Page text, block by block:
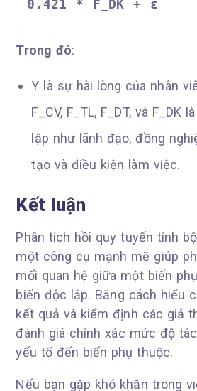
0.421 * F_DK + ε
Trong đó:
Y là sự hài lòng của nhân
F_CV, F_TL, F_DT, và F_DK
lập như lãnh đạo, đồng
tạo và điều kiện làm việc.
Kết luận
Phân tích hồi quy tuyến tính
một công cụ mạnh mẽ giúp
mối quan hệ giữa một biến
biến độc lập. Bằng cách hiểu
kết quả và kiểm định các giả
đánh giá chính xác mức độ
yếu tố đến biến phụ thuộc.
Nếu bạn gặp khó khăn trong